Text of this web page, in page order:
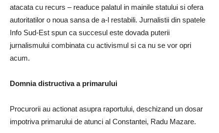
atacata cu recurs – readuce palatul in mainile statului si ofera
autoritatilor o noua sansa de a-l restabili. Jurnalistii din spatele
Info Sud-Est spun ca succesul este dovada puterii
jurnalismului combinata cu activismul si ca nu se vor opri
acum.
Domnia distructiva a primarului
Procurorii au actionat asupra raportului, deschizand un dosar
impotriva primarului de atunci al Constantei, Radu Mazare.